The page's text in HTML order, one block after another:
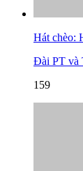
Hát chèo:
Đài PT và
159